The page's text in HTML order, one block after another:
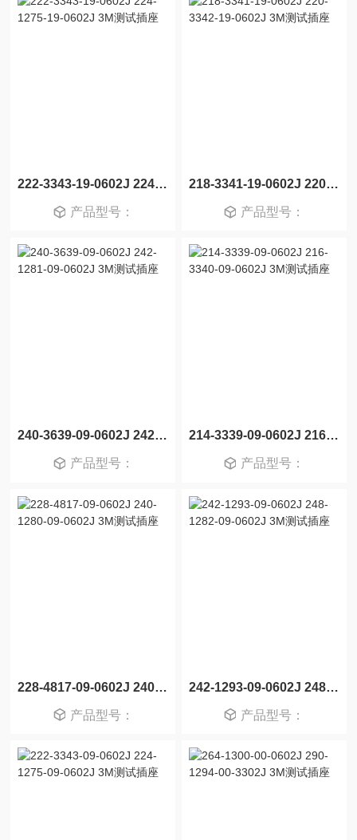
222-3343-19-0602J 224-1275-19-0602J 3M测试插座
产品型号：
218-3341-19-0602J 220-3342-19-0602J 3M测试插座
产品型号：
240-3639-09-0602J 242-1281-09-0602J 3M测试插座
产品型号：
214-3339-09-0602J 216-3340-09-0602J 3M测试插座
产品型号：
228-4817-09-0602J 240-1280-09-0602J 3M测试插座
产品型号：
242-1293-09-0602J 248-1282-09-0602J 3M测试插座
产品型号：